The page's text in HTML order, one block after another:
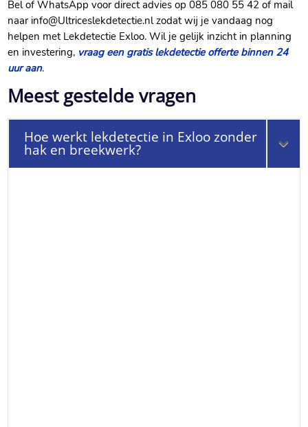
Bel of WhatsApp voor direct advies op 085 080 55 42 of mail
naar info@Ultriceslekdetectie.​nl zodat wij je vandaag nog
helpen met Lekdetectie Exloo.​ Wil je gelijk inzicht in planning
en investering, vraag een gratis lekdetectie offerte binnen 24
uur aan.​
Meest gestelde vragen
Hoe werkt lekdetectie in Exloo zonder
hak en breekwerk?